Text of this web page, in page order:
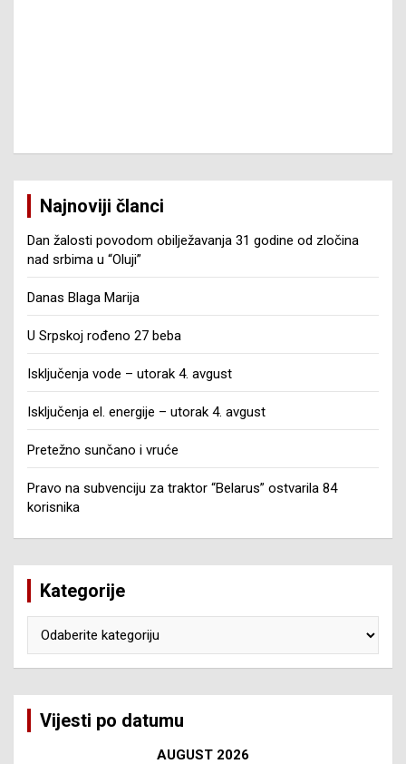
Najnoviji članci
Dan žalosti povodom obilježavanja 31 godine od zločina
nad srbima u “Oluji”
Danas Blaga Marija
U Srpskoj rođeno 27 beba
Isključenja vode – utorak 4. avgust
Isključenja el. energije – utorak 4. avgust
Pretežno sunčano i vruće
Pravo na subvenciju za traktor “Belarus” ostvarila 84
korisnika
Kategorije
Vijesti po datumu
AUGUST 2026